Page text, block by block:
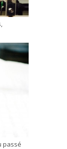
passé